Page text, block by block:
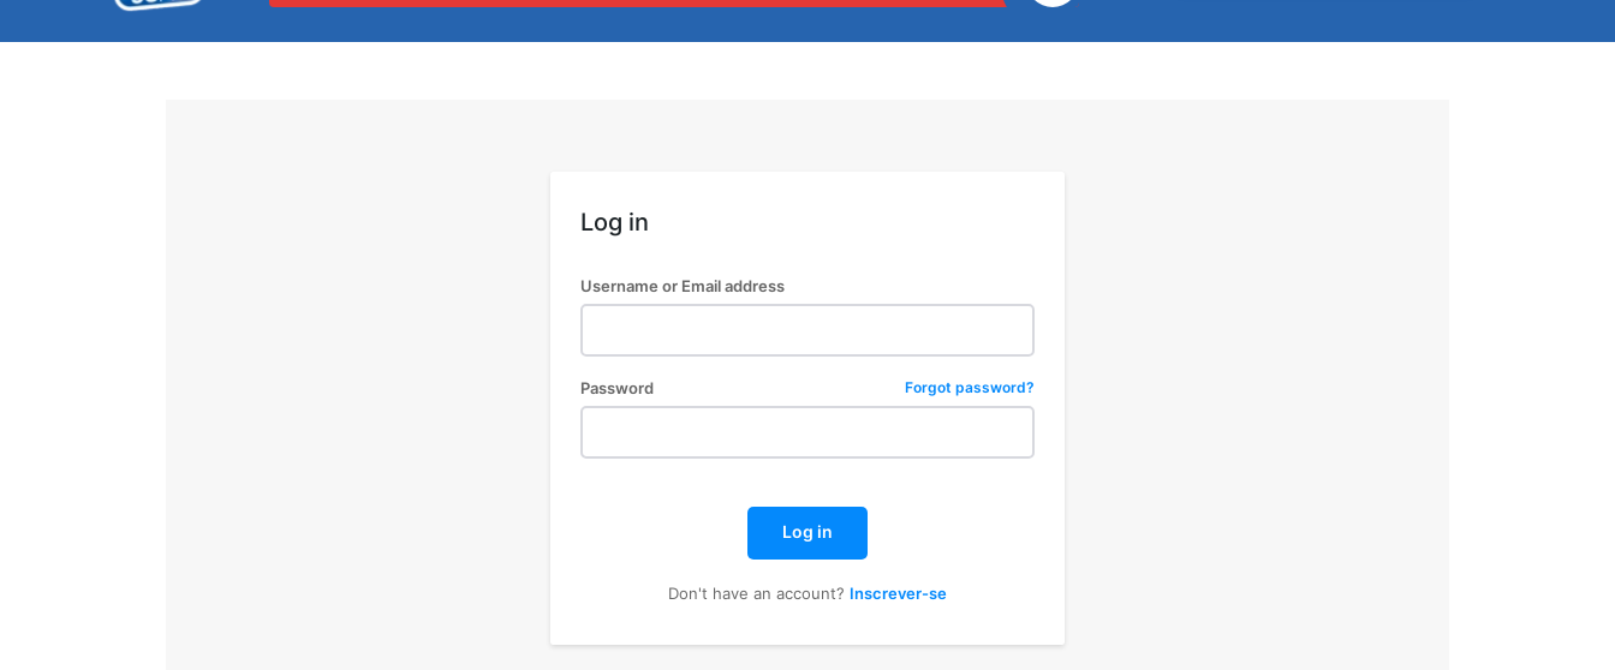
Log in
Username or Email address
Password Forgot password?
Log in
Don't have an account? Inscrever-se